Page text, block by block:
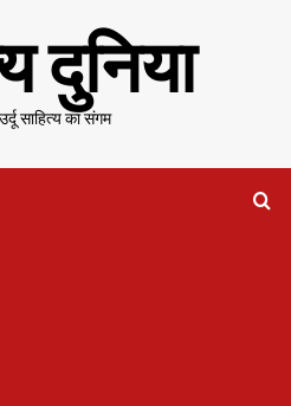
दुनिया
साहित्य का संगम